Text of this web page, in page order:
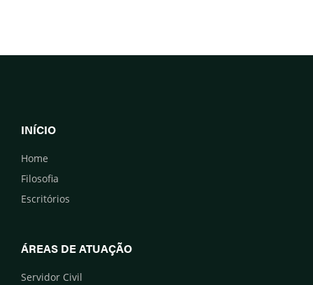
INÍCIO
Home
Filosofia
Escritórios
ÁREAS DE ATUAÇÃO
Servidor Civil